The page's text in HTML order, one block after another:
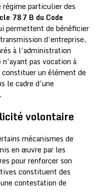
particulier des
787 B du Code
permettent de bénéficier
d’entreprise,
à l’administration
pas vocation à
un élément de
le cadre d’une
volontaire
mécanismes de
en œuvre par les
pour renforcer son
constituent des
contestation de